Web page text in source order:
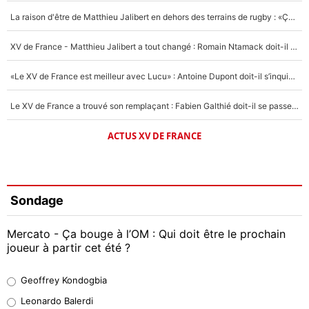
La raison d'être de Matthieu Jalibert en dehors des terrains de rugby : «Ça m'atteint autant que si tu touches à un membre de ma famille»
XV de France - Matthieu Jalibert a tout changé : Romain Ntamack doit-il s’inquiéter pour sa place à un an de la Coupe du monde ?
«Le XV de France est meilleur avec Lucu» : Antoine Dupont doit-il s’inquiéter pour sa place ?
Le XV de France a trouvé son remplaçant : Fabien Galthié doit-il se passer d'Antoine Dupont ?
ACTUS XV DE FRANCE
Sondage
Mercato - Ça bouge à l’OM : Qui doit être le prochain
joueur à partir cet été ?
38%
Geoffrey Kondogbia
Leonardo Balerdi